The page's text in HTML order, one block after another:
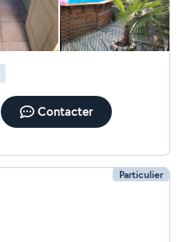
Contacter
Particulier